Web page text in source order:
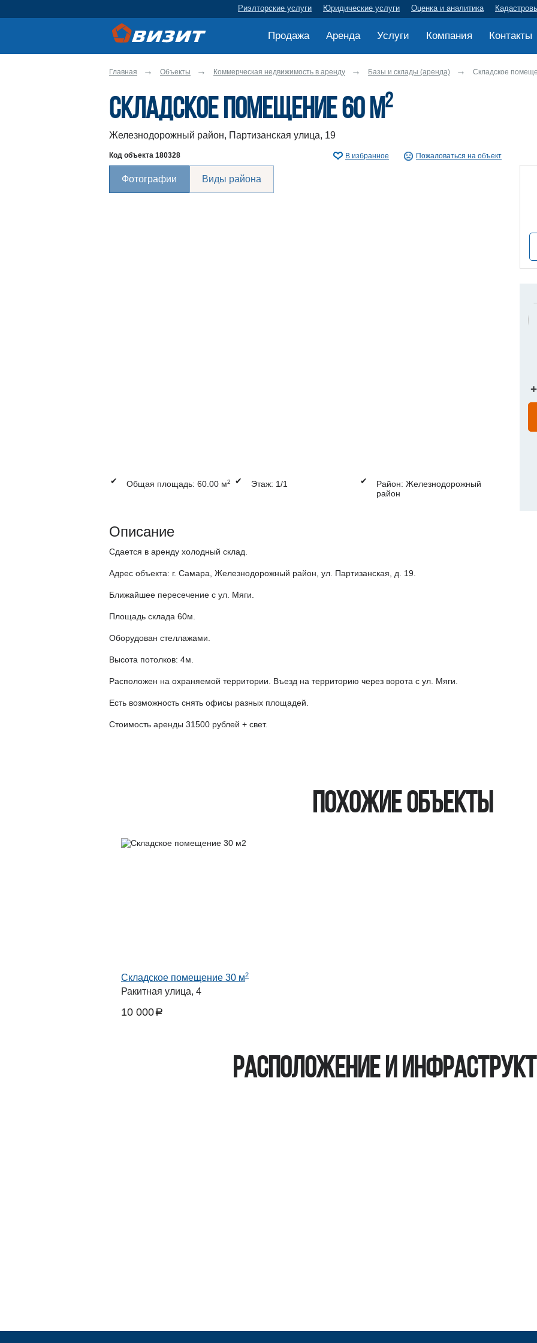
Риэлторские услуги Юридические услуги Оценка и аналитика
Продажа Аренда Услуги Компания Контакты
Главная Объекты Коммерческая недвижимость в аренду Базы и склады (аренда) Складское
Складское помещение 60 м2
Железнодорожный район, Партизанская улица, 19
Код объекта 180328 В избранное Пожаловаться на объект
Фотографии Виды района
✔ Общая площадь: 60.00 м2 ✔ Этаж: 1/1 ✔
Район: Железнодорожный
район
Описание
Сдается в аренду холодный склад.
Адрес объекта: г. Самара, Железнодорожный район, ул. Партизанская, д. 19.
Ближайшее пересечение с ул. Мяги.
Площадь склада 60м.
Оборудован стеллажами.
Высота потолков: 4м.
Расположен на охраняемой территории. Въезд на территорию через ворота с ул. Мяги.
Есть возможность снять офисы разных площадей.
Стоимость аренды 31500 рублей + свет.
Похожие объекты
Складское помещение 30 м2
Ракитная улица, 4
10 000a
Расположение и